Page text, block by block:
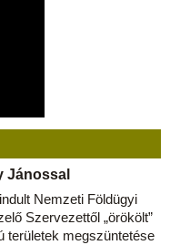
Jánossal
Nemzeti Földügyi
Szervezettől „örökölt”
területek megszüntetése